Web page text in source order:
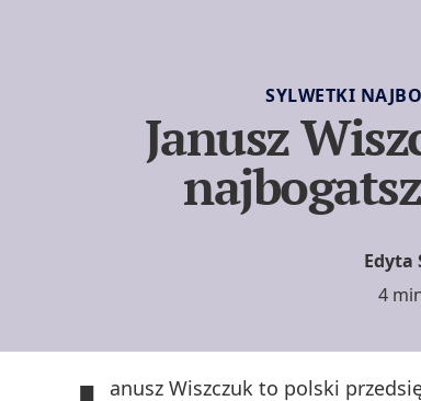
SYLWETKI
Janusz
Edyta
4
anusz Wiszczuk to polski